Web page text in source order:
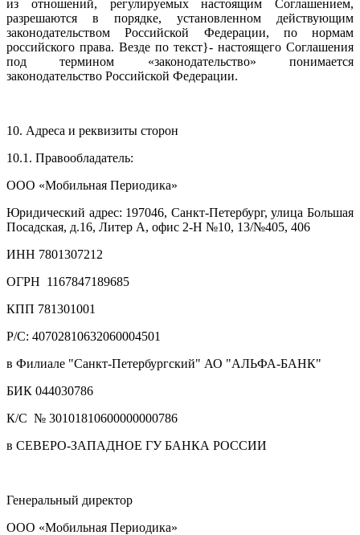
из отношений, регулируемых настоящим Соглашением,
разрешаются в порядке, установленном действующим
законодательством Российской Федерации, по нормам
российского права. Везде по текст}- настоящего Соглашения
под термином «законодательство» понимается
законодательство Российской Федерации.
10. Адреса и реквизиты сторон
10.1. Правообладатель:
ООО «Мобильная Периодика»
Юридический адрес: 197046, Санкт-Петербург, улица Большая
Посадская, д.16, Литер А, офис 2-Н №10, 13/№405, 406
ИНН 7801307212
ОГРН 1167847189685
КПП 781301001
Р/С: 40702810632060004501
в Филиале "Санкт-Петербургский" АО "АЛЬФА-БАНК"
БИК 044030786
К/С № 30101810600000000786
в СЕВЕРО-ЗАПАДНОЕ ГУ БАНКА РОССИИ
Генеральный директор
ООО «Мобильная Периодика»